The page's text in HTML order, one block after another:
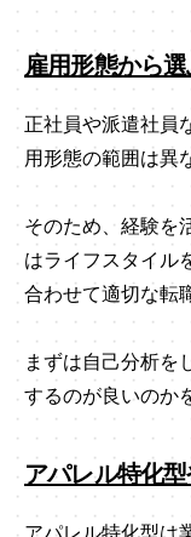
雇用形態から
正社員や派遣社員
用形態の範囲は異
そのため、経験を
はライフスタイル
合わせて適切な転
まずは自己分析を
するのが良いのか
アパレル特化